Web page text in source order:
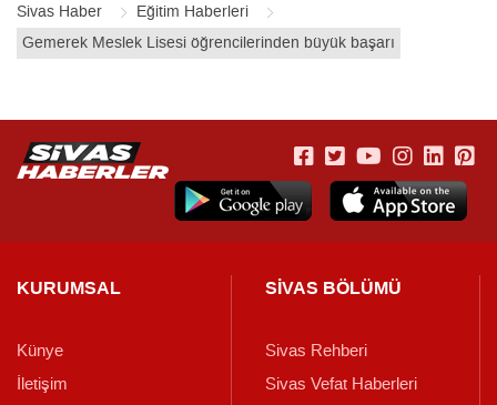
Sivas Haber
Eğitim Haberleri
Gemerek Meslek Lisesi öğrencilerinden büyük başarı
KURUMSAL
Künye
İletişim
SİVAS BÖLÜMÜ
Sivas Rehberi
Sivas Vefat Haberleri